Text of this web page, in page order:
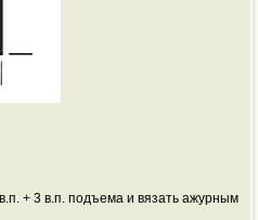
+ 3 в.п. подъема и вязать ажурным